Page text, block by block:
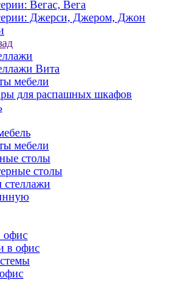
Вегас, Вега
Джерси, Джером, Джон
Вита
мебели
для распашных шкафов
мебели
столы
столы
офис
в офис